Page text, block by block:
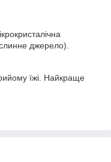
джерело).
їжі. Найкраще